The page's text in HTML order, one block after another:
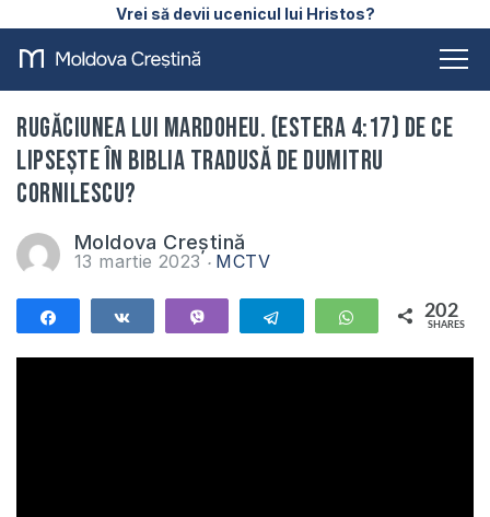
Vrei să devii ucenicul lui Hristos?
Rugăciunea lui Mardoheu. (Estera 4:17) De ce
lipsește în Biblia tradusă de Dumitru
Cornilescu?
Moldova Creștină
13 martie 2023 MCTV
Telegram WhatsApp
202
SHARES